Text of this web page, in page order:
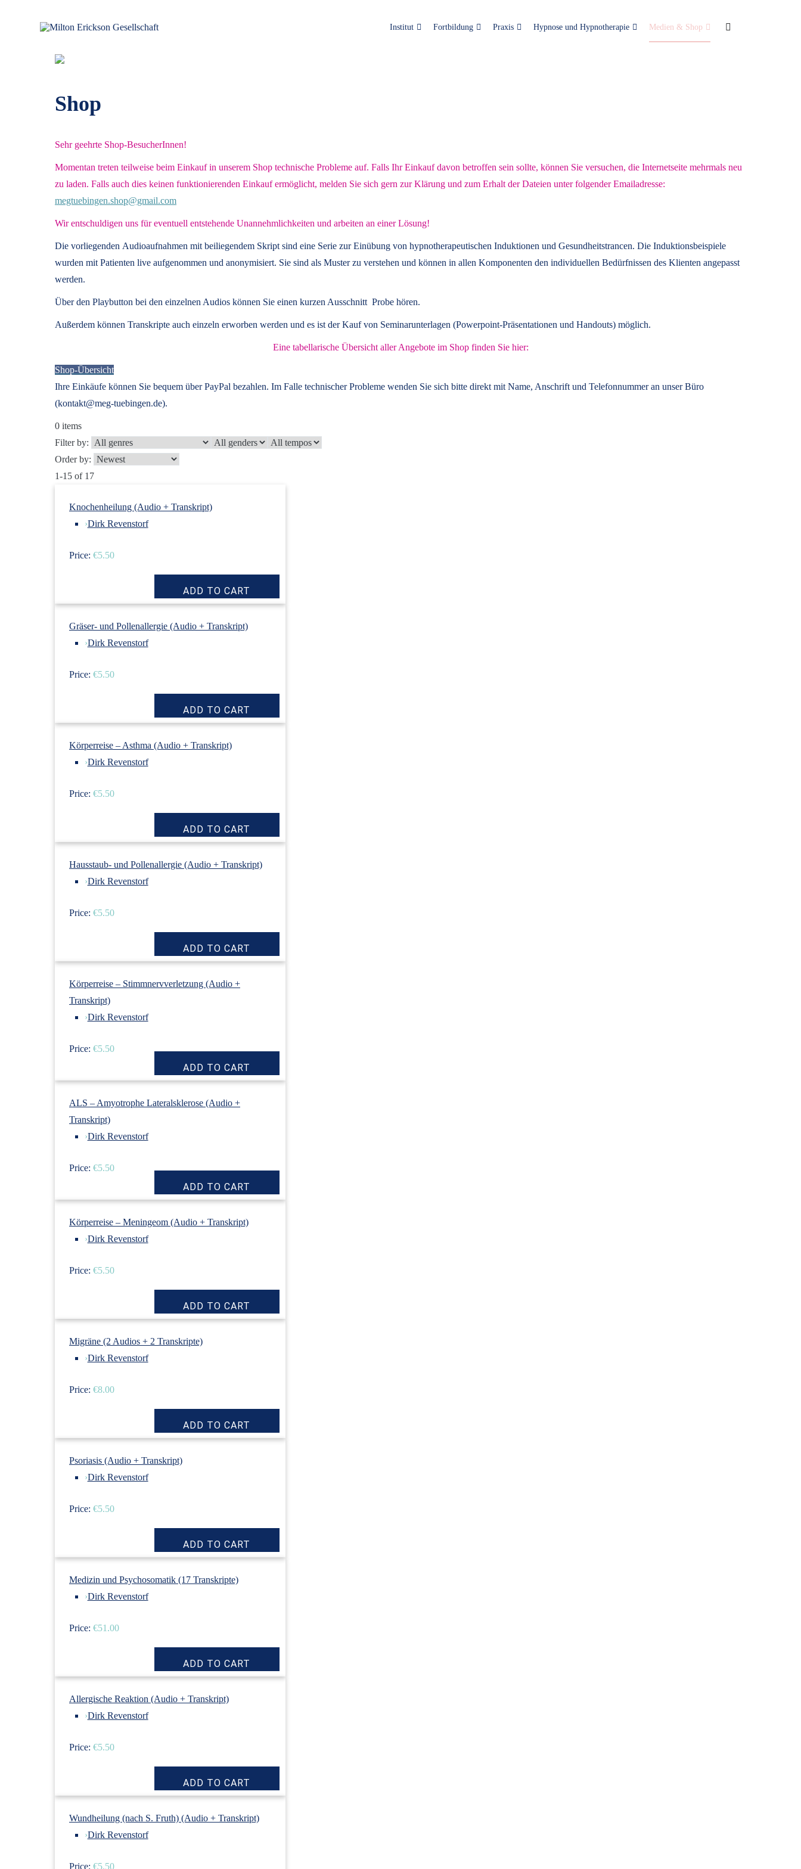
Institut Fortbildung Praxis Hypnose und Hypnotherapie Medien & Shop
Shop
Sehr geehrte Shop-BesucherInnen!
Momentan treten teilweise beim Einkauf in unserem Shop technische Probleme auf. Falls Ihr Einkauf davon betroffen sein sollte, können Sie versuchen, die Internetseite mehrmals neu
zu laden. Falls auch dies keinen funktionierenden Einkauf ermöglicht, melden Sie sich gern zur Klärung und zum Erhalt der Dateien unter folgender Emailadresse:
megtuebingen.shop@gmail.com
Wir entschuldigen uns für eventuell entstehende Unannehmlichkeiten und arbeiten an einer Lösung!
Die vorliegenden Audioaufnahmen mit beiliegendem Skript sind eine Serie zur Einübung von hypnotherapeutischen Induktionen und Gesundheitstrancen. Die Induktionsbeispiele
wurden mit Patienten live aufgenommen und anonymisiert. Sie sind als Muster zu verstehen und können in allen Komponenten den individuellen Bedürfnissen des Klienten angepasst
werden.
Über den Playbutton bei den einzelnen Audios können Sie einen kurzen Ausschnitt Probe hören.
Außerdem können Transkripte auch einzeln erworben werden und es ist der Kauf von Seminarunterlagen (Powerpoint-Präsentationen und Handouts) möglich.
Eine tabellarische Übersicht aller Angebote im Shop finden Sie hier:
Shop-Übersicht
Ihre Einkäufe können Sie bequem über PayPal bezahlen. Im Falle technischer Probleme wenden Sie sich bitte direkt mit Name, Anschrift und Telefonnummer an unser Büro
(kontakt@meg-tuebingen.de).
0 items
Filter by:
Order by:
1-15 of 17
Knochenheilung (Audio + Transkript)
›Dirk Revenstorf
Price: €5.50
Gräser- und Pollenallergie (Audio + Transkript)
›Dirk Revenstorf
Price: €5.50
Körperreise – Asthma (Audio + Transkript)
›Dirk Revenstorf
Price: €5.50
Hausstaub- und Pollenallergie (Audio + Transkript)
›Dirk Revenstorf
Price: €5.50
Körperreise – Stimmnervverletzung (Audio +
Transkript)
›Dirk Revenstorf
Price: €5.50
ALS – Amyotrophe Lateralsklerose (Audio +
Transkript)
›Dirk Revenstorf
Price: €5.50
Körperreise – Meningeom (Audio + Transkript)
›Dirk Revenstorf
Price: €5.50
Migräne (2 Audios + 2 Transkripte)
›Dirk Revenstorf
Price: €8.00
Psoriasis (Audio + Transkript)
›Dirk Revenstorf
Price: €5.50
Medizin und Psychosomatik (17 Transkripte)
›Dirk Revenstorf
Price: €51.00
Allergische Reaktion (Audio + Transkript)
›Dirk Revenstorf
Price: €5.50
Wundheilung (nach S. Fruth) (Audio + Transkript)
›Dirk Revenstorf
Price: €5.50